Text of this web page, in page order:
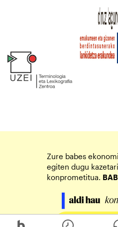
Zure babes
egiten dugu
konprometitua.
Egin zure